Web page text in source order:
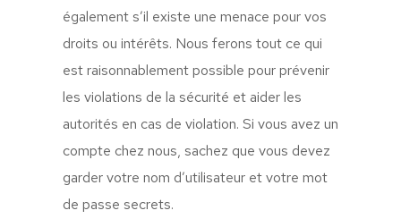
également s’il existe une menace pour vos
droits ou intérêts. Nous ferons tout ce qui
est raisonnablement possible pour prévenir
les violations de la sécurité et aider les
autorités en cas de violation. Si vous avez un
compte chez nous, sachez que vous devez
garder votre nom d’utilisateur et votre mot
de passe secrets.